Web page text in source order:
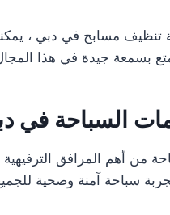
تنظيف مسابح في دبي ،
بسمعة جيدة في هذا
السباحة في
من أهم المرافق
سباحة آمنة وصحية